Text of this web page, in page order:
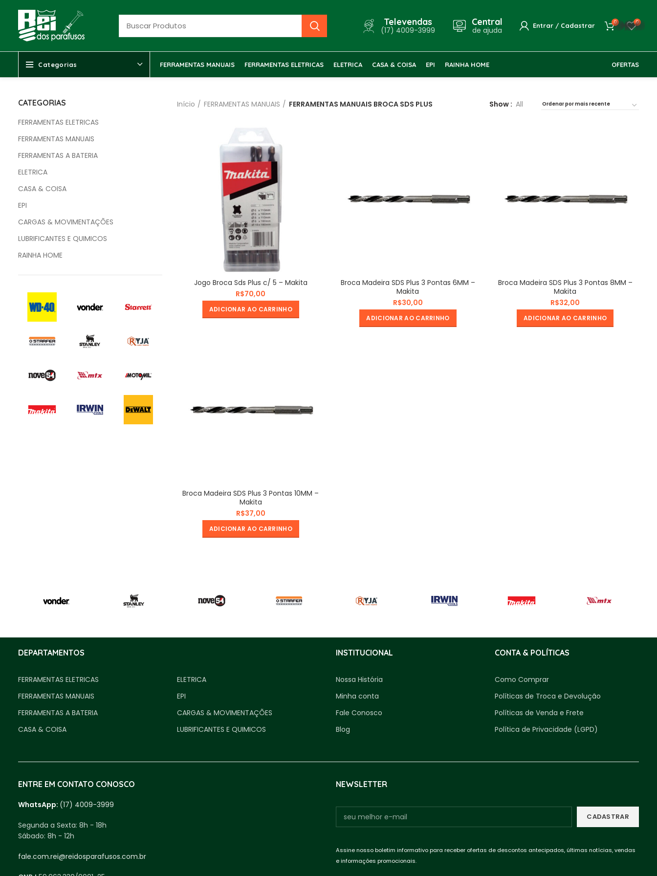
Televendas
(17) 4009-3999
Central
de ajuda Entrar / Cadastrar 0 0
Categorias FERRAMENTAS MANUAIS FERRAMENTAS ELETRICAS ELETRICA CASA & COISA EPI RAINHA HOME OFERTAS
CATEGORIAS
FERRAMENTAS ELETRICAS
FERRAMENTAS MANUAIS
FERRAMENTAS A BATERIA
ELETRICA
CASA & COISA
EPI
CARGAS & MOVIMENTAÇÕES
LUBRIFICANTES E QUIMICOS
RAINHA HOME
Início FERRAMENTAS MANUAIS FERRAMENTAS MANUAIS BROCA SDS PLUS Show All
Jogo Broca Sds Plus c/ 5 – Makita
R$
ADICIONAR AO CARRINHO
Broca Madeira SDS Plus 3 Pontas 6MM –
Makita
R$
ADICIONAR AO CARRINHO
Broca Madeira SDS Plus 3 Pontas 8MM –
Makita
R$
ADICIONAR AO CARRINHO
Broca Madeira SDS Plus 3 Pontas 10MM –
Makita
R$
ADICIONAR AO CARRINHO
DEPARTAMENTOS
FERRAMENTAS ELETRICAS
FERRAMENTAS MANUAIS
FERRAMENTAS A BATERIA
CASA & COISA
ELETRICA
EPI
CARGAS & MOVIMENTAÇÕES
LUBRIFICANTES E QUIMICOS
INSTITUCIONAL
Nossa História
Minha conta
Fale Conosco
Blog
CONTA & POLÍTICAS
Como Comprar
Políticas de Troca e Devolução
Políticas de Venda e Frete
Política de Privacidade (LGPD)
ENTRE EM CONTATO CONOSCO
WhatsApp: (17) 4009-3999
Segunda a Sexta: 8h - 18h
Sábado: 8h - 12h
fale.com.rei@reidosparafusos.com.br
NEWSLETTER
Assine nosso boletim informativo para receber ofertas de descontos antecipados, últimas notícias, vendas
e informações promocionais.
whatsapp